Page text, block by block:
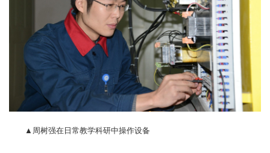
▲周树强在日常教学科研中操作设备